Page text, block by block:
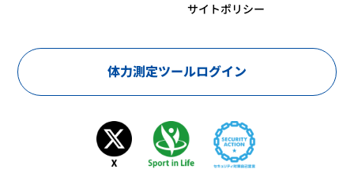
サイトポリシー
体力測定ツールログイン